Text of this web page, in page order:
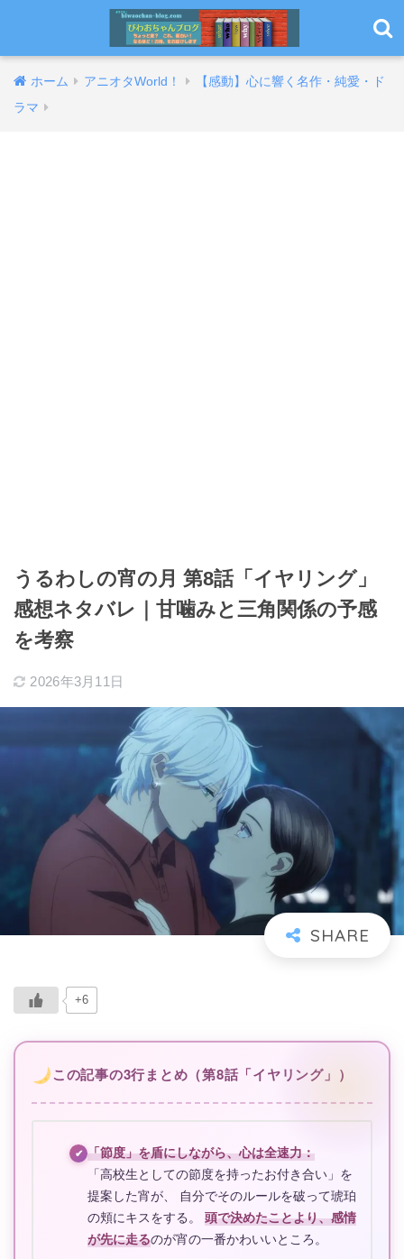
ホーム アニオタWorld！
【感動】心に響く名作・純愛・ド
ラマ
うるわしの宵の月 第8話「イヤリング」
感想ネタバレ｜甘噛みと三角関係の予感
を考察
2026年3月11日
+6
この記事の3行まとめ（第8話「イヤリング」）
✔ 「節度」を盾にしながら、心は全速力：
「高校生としての節度を持ったお付き合い」を
提案した宵が、 自分でそのルールを破って琥珀
の頬にキスをする。 頭で決めたことより、感情
が先に走るのが宵の一番かわいいところ。